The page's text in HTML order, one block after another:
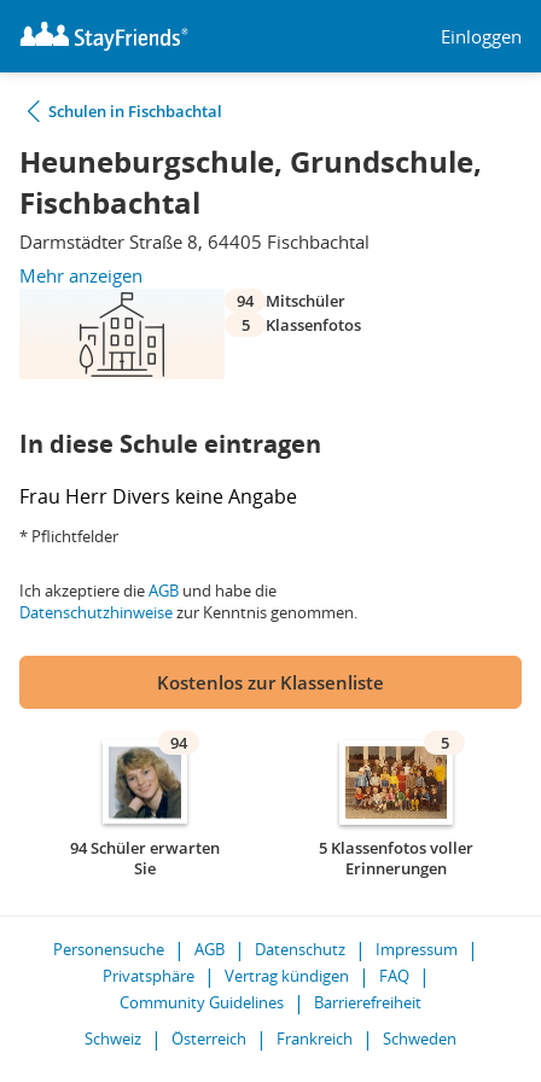
Einloggen
Schulen in Fischbachtal
Heuneburgschule, Grundschule,
Fischbachtal
Darmstädter Straße 8, 64405 Fischbachtal
Mehr anzeigen
94
Mitschüler
5
Klassenfotos
In diese Schule eintragen
Frau Herr Divers keine Angabe
* Pflichtfelder
Ich akzeptiere dieAGB und habe die
Datenschutzhinweisezur Kenntnis genommen.
Kostenlos zur Klassenliste
94
94 Schüler erwarten
Sie
5
5 Klassenfotos voller
Erinnerungen
Personensuche AGB Datenschutz
Impressum
Privatsphäre
Vertrag kündigen
FAQ
Community Guidelines
Barrierefreiheit
Schweiz
Österreich Frankreich Schweden